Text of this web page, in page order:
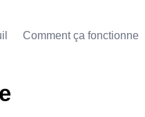
Comment ça fonctionne